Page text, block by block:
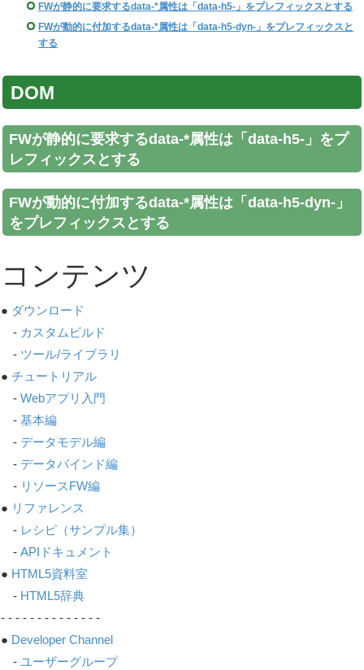
FWが静的に要求するdata-*属性は「data-h5-」をプレフィックスとする
FWが動的に付加するdata-*属性は「data-h5-dyn-」をプレフィックスと
する
DOM
FWが静的に要求するdata-*属性は「data-h5-」をプ
レフィックスとする
FWが動的に付加するdata-*属性は「data-h5-dyn-」
をプレフィックスとする
コンテンツ
● ダウンロード
- カスタムビルド
- ツール/ライブラリ
● チュートリアル
- Webアプリ入門
- 基本編
- データモデル編
- データバインド編
- リソースFW編
● リファレンス
- レシピ（サンプル集）
- APIドキュメント
● HTML5資料室
- HTML5辞典
- - - - - - - - - - - - - -
● Developer Channel
- ユーザーグループ